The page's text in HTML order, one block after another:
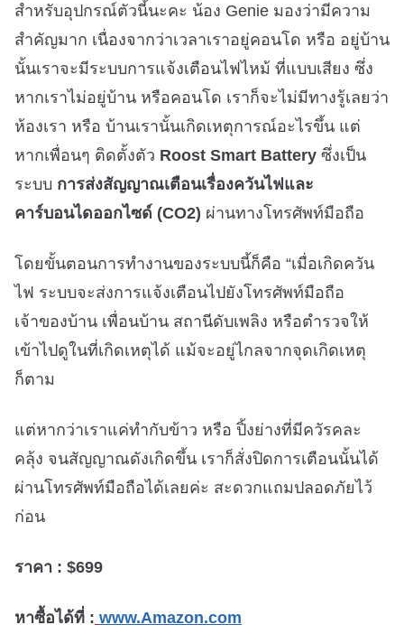
สำหรับอุปกรณ์ตัวนี้นะคะ น้อง Genie มองว่ามีความ
สำคัญมาก เนื่องจากว่าเวลาเราอยู่คอนโด หรือ อยู่บ้าน
นั้นเราจะมีระบบการแจ้งเตือนไฟไหม้ ที่แบบเสียง ซึ่ง
หากเราไม่อยู่บ้าน หรือคอนโด เราก็จะไม่มีทางรู้เลยว่า
ห้องเรา หรือ บ้านเรานั้นเกิดเหตุการณ์อะไรขึ้น แต่
หากเพื่อนๆ ติดตั้งตัว Roost Smart Battery ซึ่งเป็น
ระบบ การส่งสัญญาณเตือนเรื่องควันไฟและ
คาร์บอนไดออกไซด์ (CO2) ผ่านทางโทรศัพท์มือถือ
โดยขั้นตอนการทำงานของระบบนี้ก็คือ “เมื่อเกิดควัน
ไฟ ระบบจะส่งการแจ้งเตือนไปยังโทรศัพท์มือถือ
เจ้าของบ้าน เพื่อนบ้าน สถานีดับเพลิง หรือตำรวจให้
เข้าไปดูในที่เกิดเหตุได้ แม้จะอยู่ไกลจากจุดเกิดเหตุ
ก็ตาม
แต่หากว่าเราแค่ทำกับข้าว หรือ ปิ้งย่างที่มีควัรคละ
คลุ้ง จนสัญญาณดังเกิดขึ้น เราก็สั่งปิดการเตือนนั้นได้
ผ่านโทรศัพท์มือถือได้เลยค่ะ สะดวกแถมปลอดภัยไว้
ก่อน
ราคา : $699
หาซื้อได้ที่ : www.Amazon.com